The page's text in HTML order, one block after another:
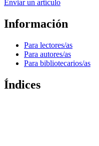
Enviar un artículo
Información
Para lectores/as
Para autores/as
Para bibliotecarios/as
Índices